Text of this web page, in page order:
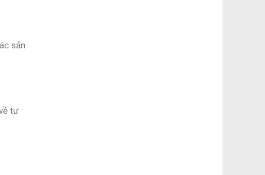
sản
tư